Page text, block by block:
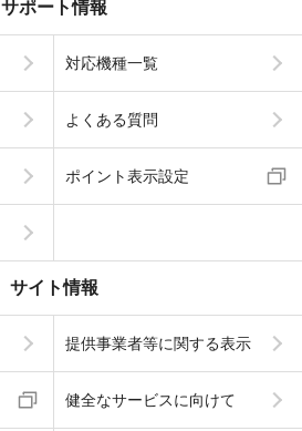
サポート情報
対応機種一覧
よくある質問
ポイント表示設定
サイト情報
提供事業者等に関する表示
健全なサービスに向けて